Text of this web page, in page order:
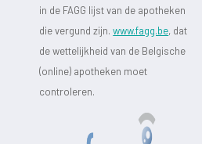
in de FAGG lijst van de apotheken
die vergund zijn.www.fagg.be, dat
de wettelijkheid van de Belgische
(online) apotheken moet
controleren.